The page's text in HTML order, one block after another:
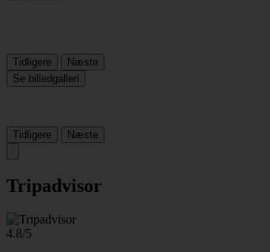
Tidligere
Næste
Se billedgalleri
Tidligere Næste
Tripadvisor
4.8/5